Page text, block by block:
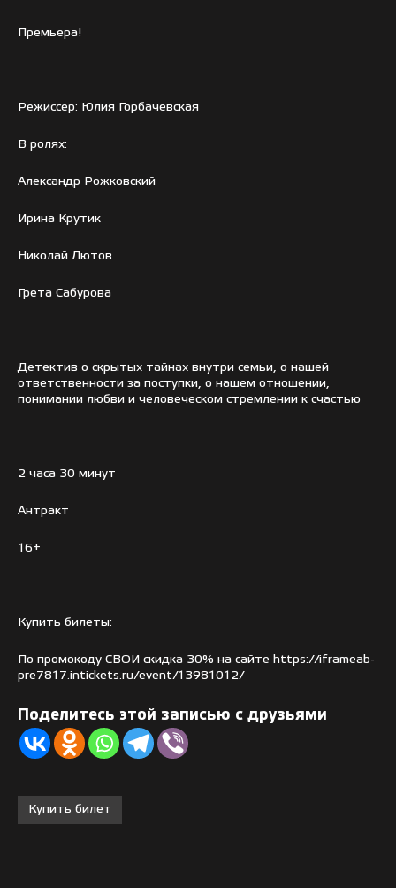
Премьера!
Режиссер: Юлия Горбачевская
В ролях:
Александр Рожковский
Ирина Крутик
Николай Лютов
Грета Сабурова
Детектив о скрытых тайнах внутри семьи, о нашей
ответственности за поступки, о нашем отношении,
понимании любви и человеческом стремлении к счастью
2 часа 30 минут
Антракт
16+
Купить билеты:
По промокоду СВОИ скидка 30% на сайте https://iframeab-
pre7817.intickets.ru/event/13981012/
Поделитесь этой записью с друзьями
Купить билет